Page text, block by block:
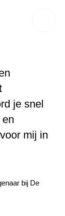
je snel
mij in
bij De